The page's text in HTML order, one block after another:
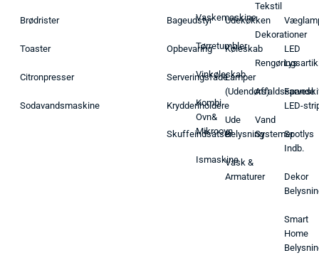
Brødrister
Toaster
Citronpresser
Sodavandsmaskine
Bageudstyr
Opbevaring
Serveringsfade
Krydderiholdere
Skuffeindsatser
Vaskemaskine
Tørretumbler
Vinkøleskab
Kombi
Ovn&
Mikroovn
Ismaskine
Udekøkken
Køleskab
Lamper
(Udendørs)
Ude
Belysning
Vask &
Armaturer
Tekstil
Dekorationer
Affaldsspande
Vand
Systemer
LED
Lys
LED-
Spotlys
Indb.
Dekor
Smart
Home